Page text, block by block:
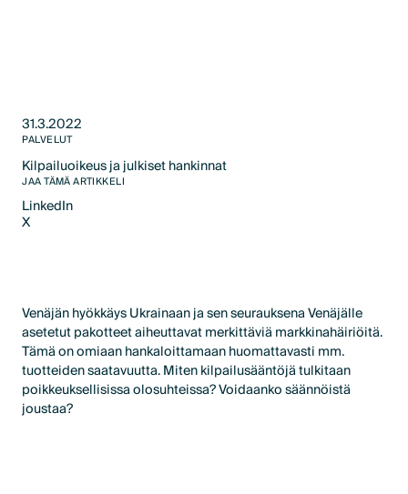
31.3.2022
PALVELUT
Kilpailuoikeus ja julkiset hankinnat
Text Link
JAA TÄMÄ ARTIKKELI
LinkedIn
LinkedIn
X
Venäjän hyökkäys Ukrainaan ja sen seurauksena Venäjälle
asetetut pakotteet aiheuttavat merkittäviä markkinahäiriöitä.
Tämä on omiaan hankaloittamaan huomattavasti mm.
tuotteiden saatavuutta. Miten kilpailusääntöjä tulkitaan
poikkeuksellisissa olosuhteissa? Voidaanko säännöistä
joustaa?